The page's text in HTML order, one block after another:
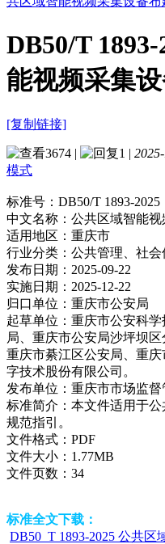
DB50/T
能视频采集
[复制链接]
3674 | 1 |
模式
标准号： DB50/T 1893-2025
中文名称： 公共区域智能
适用地区： 重庆市
行业分类： 公共管理、社
发布日期： 2025-09-22
实施日期： 2025-12-22
归口单位： 重庆市公安局
起草单位： 重庆市公安科
局、重庆市公安局沙坪坝
重庆市綦江区公安局、重
字技术股份有限公司。
发布单位： 重庆市市场监督
标准简介： 本文件适用于
规范指引。
文件格式： PDF
文件大小： 1.77MB
文件页数： 34
标准全文下载：
DB50_T 1893-2025 公共